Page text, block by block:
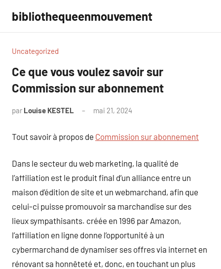
contenu
bibliothequeenmouvement
Uncategorized
Ce que vous voulez savoir sur
Commission sur abonnement
par Louise KESTEL mai 21, 2024
Tout savoir à propos de Commission sur abonnement
Dans le secteur du web marketing, la qualité de
l’affiliation est le produit final d’un alliance entre un
maison d’édition de site et un webmarchand, afin que
celui-ci puisse promouvoir sa marchandise sur des
lieux sympathisants. créée en 1996 par Amazon,
l’affiliation en ligne donne l’opportunité à un
cybermarchand de dynamiser ses offres via internet en
rénovant sa honnêteté et, donc, en touchant un plus